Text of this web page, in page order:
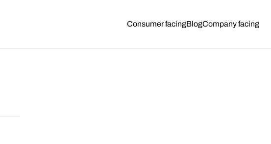
Consumer facingBlogCompany facing